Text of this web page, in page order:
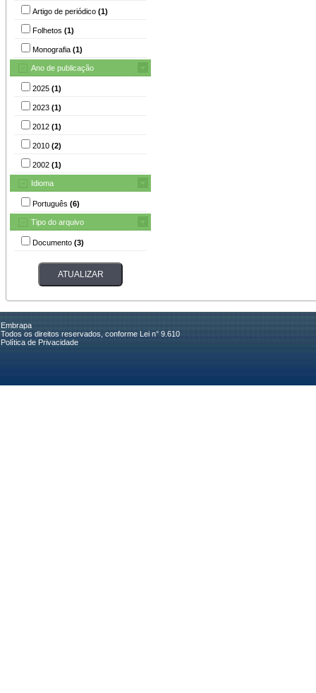
Artigo de periódico (1)
Folhetos (1)
Monografia (1)
Ano de publicação
2025 (1)
2023 (1)
2012 (1)
2010 (2)
2002 (1)
Idioma
Português (6)
Tipo do arquivo
Documento (3)
Embrapa
Todos os direitos reservados, conforme Lei n° 9.610
Política de Privacidade